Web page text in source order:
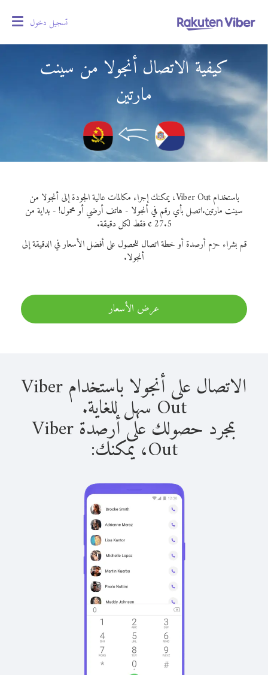
تسجيل دخول
كيفية الاتصال أنجولا من سينت
مارتين
باستخدام Viber Out، يمكنك إجراء مكالمات عالية الجودة إلى أنجولا من
سينت مارتين.اتصل بأي رقم في أنجولا - هاتف أرضي أو محمول! - بداية من
27.5 ¢ فقط لكل دقيقة.
قم بشراء حزم أرصدة أو خطة اتصال للحصول على أفضل الأسعار في الدقيقة إلى
أنجولا.
عرض الأسعار
الاتصال على أنجولا باستخدام Viber
Out سهل للغاية.
بمجرد حصولك على أرصدة Viber
Out، يمكنك: